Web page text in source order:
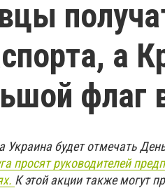
а
флаг
Украина будет отмечать
просят руководителей
К этой акции также могут